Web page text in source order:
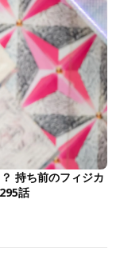
持ち前のフィジカ
話